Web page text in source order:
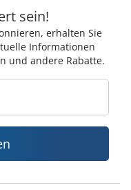
sein!
erhalten Sie
Informationen
und andere Rabatte.